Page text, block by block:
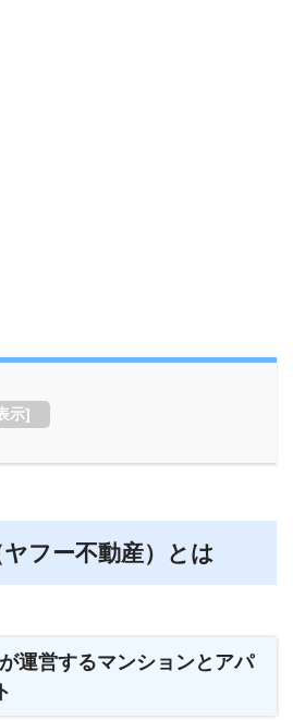
示]
フー不動産）とは
運営するマンションとアパ